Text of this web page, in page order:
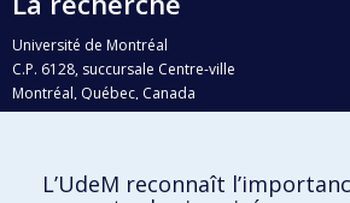
Université de Montréal
C.P. 6128, succursale Centre-ville
Montréal, Québec, Canada
H3C 3J7
L’UdeM reconnaît